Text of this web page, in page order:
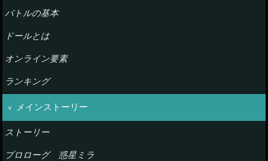
バトルの基本
ドールとは
オンライン要素
ランキング
メインストーリー
ストーリー
プロローグ 惑星ミラ